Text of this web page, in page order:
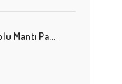
Süper Ekonomik Toplu Mantı Paketi (5 Kg)